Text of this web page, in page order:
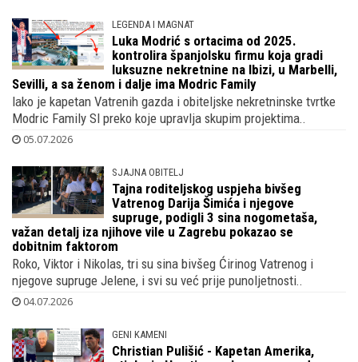
LEGENDA I MAGNAT
Luka Modrić s ortacima od 2025.
kontrolira španjolsku firmu koja gradi
luksuzne nekretnine na Ibizi, u Marbelli,
Sevilli, a sa ženom i dalje ima Modric Family
Iako je kapetan Vatrenih gazda i obiteljske nekretninske tvrtke
Modric Family Sl preko koje upravlja skupim projektima..
05.07.2026
SJAJNA OBITELJ
Tajna roditeljskog uspjeha bivšeg
Vatrenog Darija Šimića i njegove
supruge, podigli 3 sina nogometaša,
važan detalj iza njihove vile u Zagrebu pokazao se
dobitnim faktorom
Roko, Viktor i Nikolas, tri su sina bivšeg Ćirinog Vatrenog i
njegove supruge Jelene, i svi su već prije punoljetnosti..
04.07.2026
GENI KAMENI
Christian Pulišić - Kapetan Amerika,